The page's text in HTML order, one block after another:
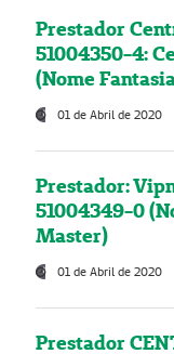
Prestador
51004350-4:
(Nome
01 de Abril de 2020
Prestador:
51004349-0
Master)
01 de Abril de 2020
Prestador